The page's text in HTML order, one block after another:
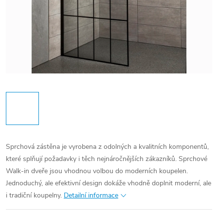
Sprchová zástěna je vyrobena z odolných a kvalitních komponentů,
které splňují požadavky i těch nejnáročnějších zákazníků. Sprchové
Walk-in dveře jsou vhodnou volbou do moderních koupelen.
Jednoduchý, ale efektivní design dokáže vhodně doplnit moderní, ale
i tradiční koupelny. Detailní informace